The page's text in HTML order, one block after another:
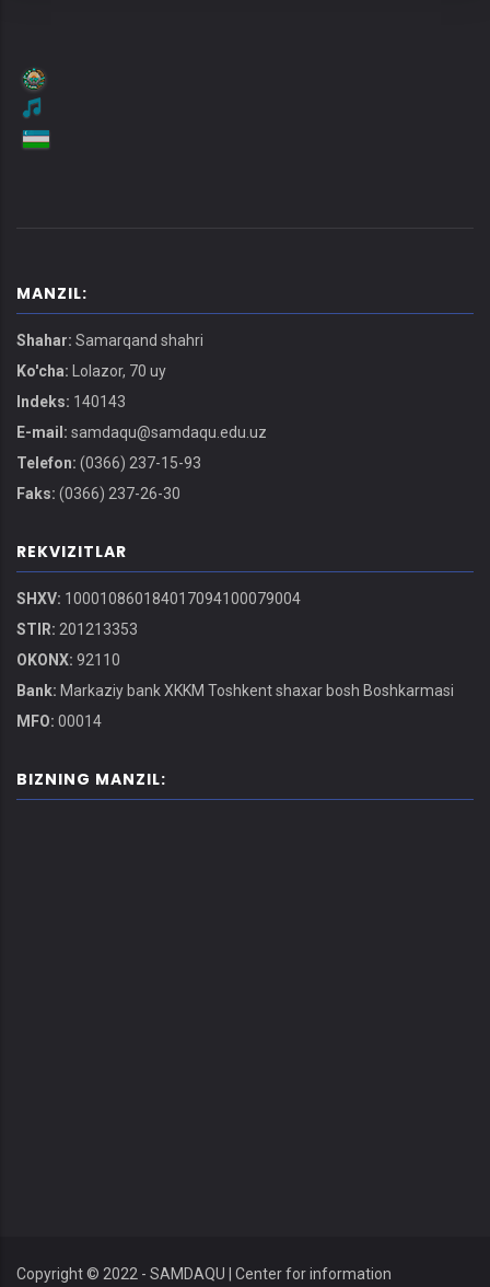
MANZIL:
Shahar: Samarqand shahri
Ko'cha: Lolazor, 70 uy
Indeks: 140143
E-mail: samdaqu@samdaqu.edu.uz
Telefon: (0366) 237-15-93
Faks: (0366) 237-26-30
REKVIZITLAR
SHXV: 100010860184017094100079004
STIR: 201213353
OKONX: 92110
Bank: Markaziy bank XKKM Toshkent shaxar bosh Boshkarmasi
MFO: 00014
BIZNING MANZIL:
Copyright © 2022 - SAMDAQU | Center for information